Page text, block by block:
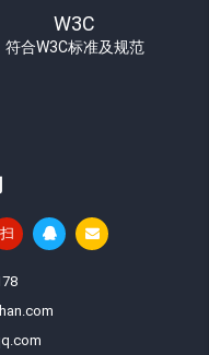
W3C
符合W3C标准及规范
扫